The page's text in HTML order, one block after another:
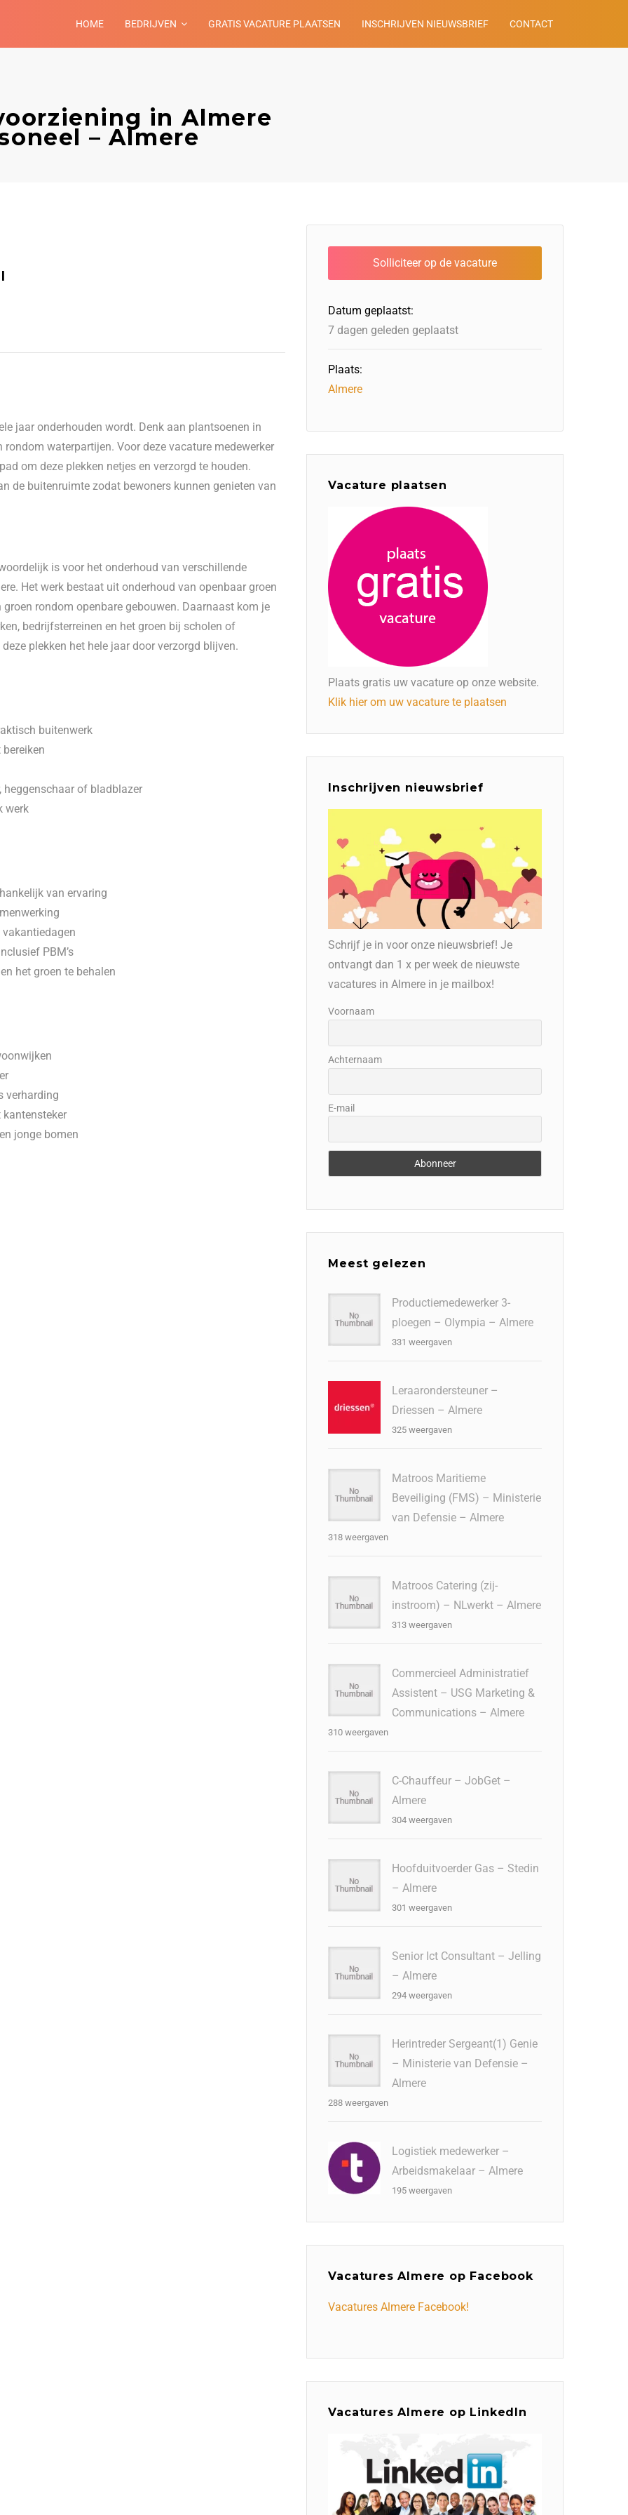
HOME BEDRIJVEN GRATIS VACATURE PLAATSEN INSCHRIJVEN NIEUWSBRIEF CONTACT
in Almere
– Almere
jaar onderhouden wordt. Denk aan plantsoenen in
waterpartijen. Voor deze vacature medewerker
om deze plekken netjes en verzorgd te houden.
de buitenruimte zodat bewoners kunnen genieten van
is voor het onderhoud van verschillende
Het werk bestaat uit onderhoud van openbaar groen
rondom openbare gebouwen. Daarnaast kom je
bedrijfsterreinen en het groen bij scholen of
plekken het hele jaar door verzorgd blijven.
buitenwerk
of bladblazer
werk
van ervaring
PBM’s
het groen te behalen
verharding
jonge bomen
Datum geplaatst:
7 dagen geleden geplaatst
Plaats:
Almere
Vacature plaatsen
Plaats gratis uw vacature op onze website.
Klik hier om uw vacature te plaatsen
Inschrijven nieuwsbrief
Schrijf je in voor onze nieuwsbrief! Je
ontvangt dan 1 x per week de nieuwste
vacatures in Almere in je mailbox!
Voornaam
Achternaam
E-mail
Meest gelezen
Productiemedewerker 3-
ploegen – Olympia – Almere
331 weergaven
Leraarondersteuner –
Driessen – Almere
325 weergaven
Matroos Maritieme
Beveiliging (FMS) – Ministerie
van Defensie – Almere
318 weergaven
Matroos Catering (zij-
instroom) – NLwerkt – Almere
313 weergaven
Commercieel Administratief
Assistent – USG Marketing &
Communications – Almere
310 weergaven
C-Chauffeur – JobGet –
Almere
304 weergaven
Hoofduitvoerder Gas – Stedin
– Almere
301 weergaven
Senior Ict Consultant – Jelling
– Almere
294 weergaven
Herintreder Sergeant(1) Genie
– Ministerie van Defensie –
Almere
288 weergaven
Logistiek medewerker –
Arbeidsmakelaar – Almere
195 weergaven
Vacatures Almere op Facebook
Vacatures Almere Facebook!
Vacatures Almere op LinkedIn